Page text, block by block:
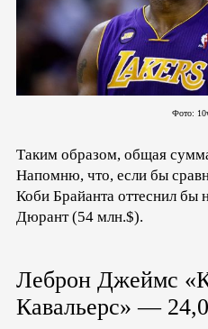
Фото:
Таким образом, общая
Напомню, что, если бы
Коби Брайанта оттеснил бы
Дюрант (54 млн.$).
Леброн Джеймс
Кавальерс» —